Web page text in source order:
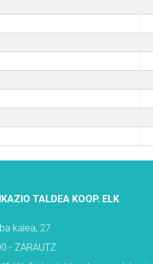
TALDEA KOOP. ELK
kalea, 27
- ZARAUTZ